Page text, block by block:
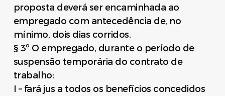
proposta deverá ser encaminhada ao
empregado com antecedência de, no
mínimo, dois dias corridos.
§ 3º O empregado, durante o período de
suspensão temporária do contrato de
trabalho:
I – fará jus a todos os benefícios concedidos